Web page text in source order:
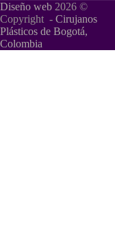
Diseño web 2026 ©
Copyright - Cirujanos
Plásticos de Bogotá,
Colombia